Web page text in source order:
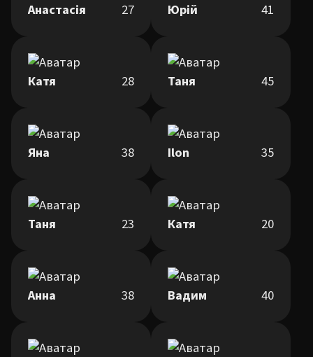
Анастасія 27 Юрій 41
Катя 28 Таня 45
Яна 38 Ilon 35
Таня 23 Катя 20
Анна 38 Вадим 40